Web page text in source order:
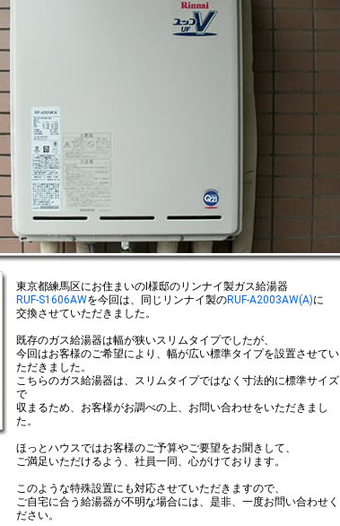
東京都練馬区にお住まいのI様邸のリンナイ製ガス給湯器
RUF-S1606AWを今回は、同じリンナイ製のRUF-A2003AW(A)に
交換させていただきました。
既存のガス給湯器は幅が狭いスリムタイプでしたが、
今回はお客様のご希望により、幅が広い標準タイプを設置させてい
ただきました。
こちらのガス給湯器は、スリムタイプではなく寸法的に標準サイズ
で
収まるため、お客様がお調べの上、お問い合わせをいただきまし
た。
ほっとハウスではお客様のご予算やご要望をお聞きして、
ご満足いただけるよう、社員一同、心がけております。
このような特殊設置にも対応させていただきますので、
ご自宅に合う給湯器が不明な場合には、是非、一度お問い合わせく
ださい。